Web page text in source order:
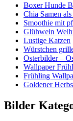
Boxer Hunde
Chia Samen
Smoothie mit
Glühwein
Lustige Katzen
Würstchen
Osterbilder –
Wallpaper
Frühling
Goldener
Bilder